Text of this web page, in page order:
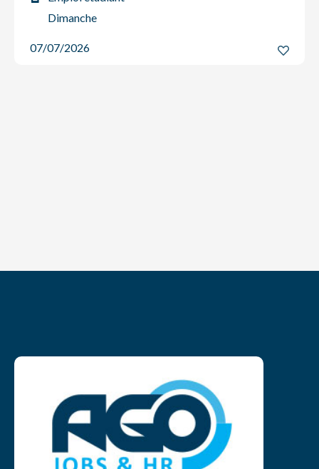
Dimanche
07/07/2026